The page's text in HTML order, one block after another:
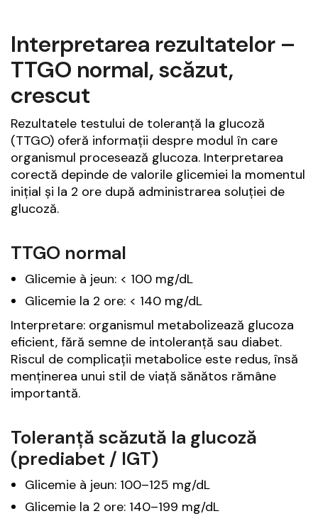
Interpretarea rezultatelor –
TTGO normal, scăzut,
crescut
Rezultatele testului de toleranță la glucoză
(TTGO) oferă informații despre modul în care
organismul procesează glucoza. Interpretarea
corectă depinde de valorile glicemiei la momentul
inițial și la 2 ore după administrarea soluției de
glucoză.
TTGO normal
Glicemie à jeun: < 100 mg/dL
Glicemie la 2 ore: < 140 mg/dL
Interpretare: organismul metabolizează glucoza
eficient, fără semne de intoleranță sau diabet.
Riscul de complicații metabolice este redus, însă
menținerea unui stil de viață sănătos rămâne
importantă.
Toleranță scăzută la glucoză
(prediabet / IGT)
Glicemie à jeun: 100–125 mg/dL
Glicemie la 2 ore: 140–199 mg/dL